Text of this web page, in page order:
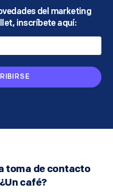
del marketing
inscríbete aquí:
toma de contacto
café?